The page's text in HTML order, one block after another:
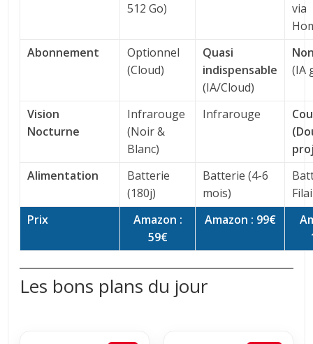
512 Go)
via
Abonnement
Optionnel
(Cloud)
Quasi
indispensable
(IA/Cloud)
(IA
Vision
Nocturne
Infrarouge
(Noir &
Blanc)
Infrarouge
Alimentation
Batterie
(180j)
Batterie (4-6
mois)
Prix
Amazon :
59€
Amazon : 99€
Les bons plans du jour